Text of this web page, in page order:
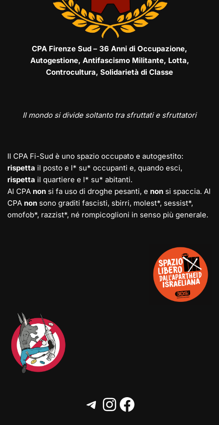
CPA Firenze Sud – 36 Anni di Occupazione,
Autogestione, Antifascismo Militante, Lotta,
Controcultura, Solidarietà di Classe
Il mondo si divide soltanto tra sfruttati e sfruttatori
Il CPA Fi-Sud è uno spazio occupato e autogestito:
rispetta il posto e l* su* occupanti e, quando esci,
rispetta il quartiere e l* su* abitanti.
Al CPA non si fa uso di droghe pesanti, e non si spaccia. Al
CPA non sono graditi fascisti, sbirri, molest*, sessist*,
omofob*, razzist*, né rompicoglioni in senso più generale.